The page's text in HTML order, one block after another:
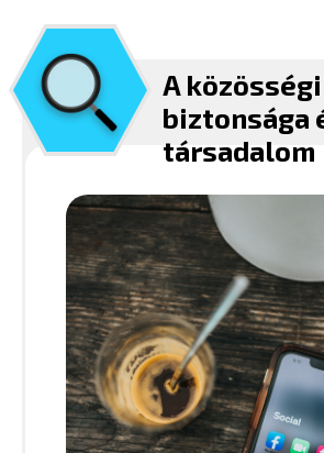
A
biztonsága
társadalom